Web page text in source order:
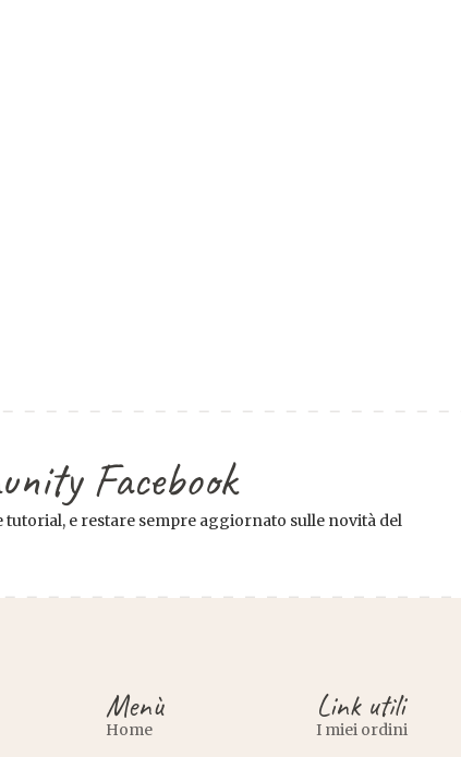
Facebook
e restare sempre aggiornato sulle novità del
Menù
Home
Link utili
I miei ordini